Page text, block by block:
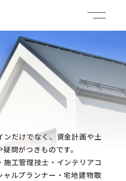
だけでなく、資金計画や土
問がつきものです。
工管理技士・インテリアコ
ルプランナー・宅地建物取